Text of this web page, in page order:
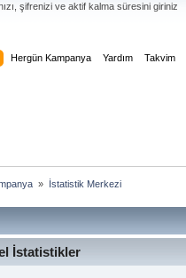
şifrenizi ve aktif kalma süresini giriniz
Hergün Kampanya Yardım Takvim
» İstatistik Merkezi
İstatistikler